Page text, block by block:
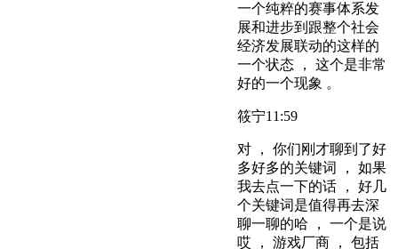
一个纯粹的赛事体系发
展和进步到跟整个社会
经济发展联动的这样的
一个状态 ， 这个是非常
好的一个现象 。
筱宁11:59
对 ， 你们刚才聊到了好
多好多的关键词 ， 如果
我去点一下的话 ， 好几
个关键词是值得再去深
聊一聊的哈 ， 一个是说
哎 ， 游戏厂商 ， 包括